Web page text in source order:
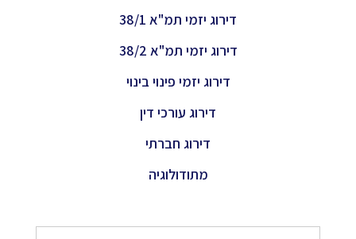
דירוג יזמי תמ"א 38/1
דירוג יזמי תמ"א 38/2
דירוג יזמי פינוי בינוי
דירוג עורכי דין
דירוג חברתי
מתודולוגיה